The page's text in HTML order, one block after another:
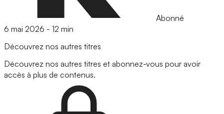
Abonné
6 mai 2026 - 12 min
Découvrez nos autres titres
Découvrez nos autres titres et abonnez-vous pour avoir
accès à plus de contenus.